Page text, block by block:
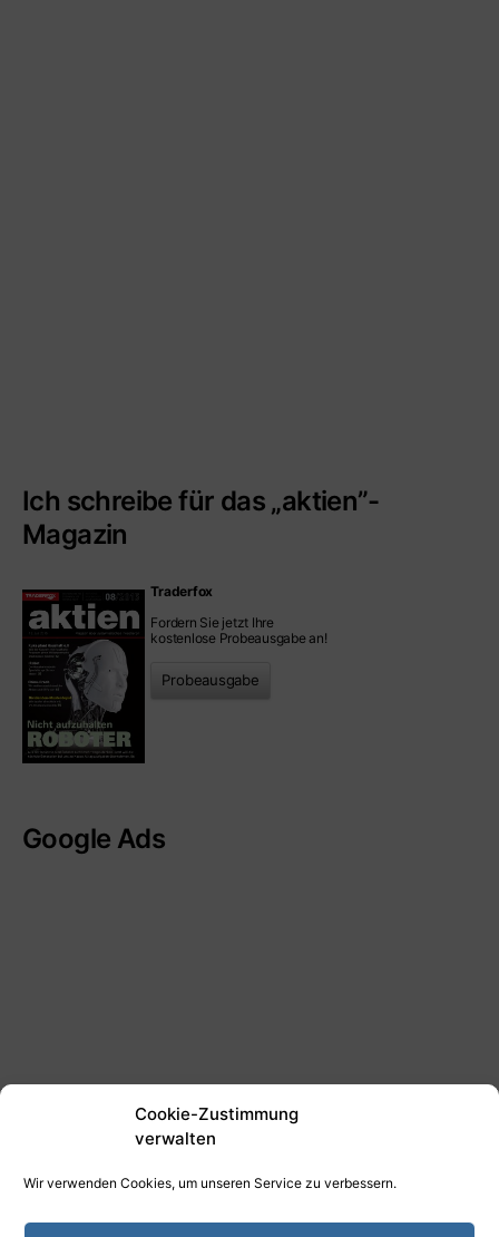
Cookie-Zustimmung
verwalten
Wir verwenden Cookies, um unseren Service zu verbessern.
Ich schreibe für das „aktien”-
Magazin
Traderfox
Fordern Sie jetzt Ihre
kostenlose Probeausgabe an!
Probeausgabe
Google Ads